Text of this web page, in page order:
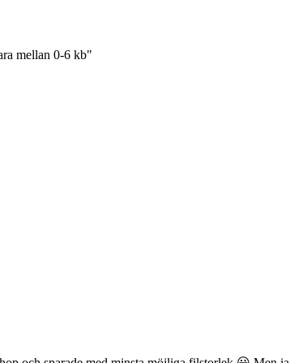
mellan 0-6 kb"